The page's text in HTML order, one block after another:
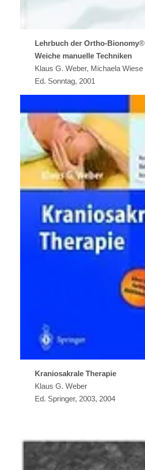
Lehrbuch der Ortho-Bionomy®
Weiche manuelle Techniken
Klaus G. Weber, Michaela Wiese
Ed. Sonntag, 2001
Kraniosakrale Therapie
Klaus G. Weber
Ed. Springer, 2003, 2004